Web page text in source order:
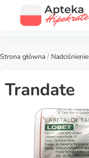
Strona główna / Nadciśnienie
Trandate